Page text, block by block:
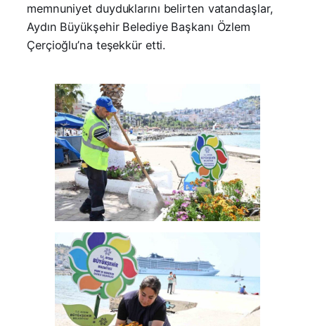
memnuniyet duyduklarını belirten vatandaşlar,
Aydın Büyükşehir Belediye Başkanı Özlem
Çerçioğlu’na teşekkür etti.